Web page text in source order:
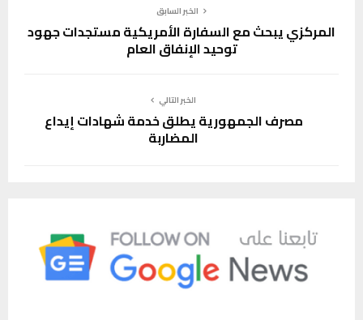
الخبر السابق
المركزي يبحث مع السفارة الأمريكية مستجدات جهود
توحيد الإنفاق العام
الخبر التالي
مصرف الجمهورية يطلق خدمة شهادات إيداع
المضاربة